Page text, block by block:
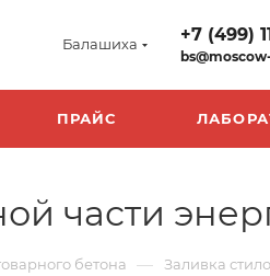
Балашиха +7 (499)
ПРАЙС
части
бетона — Заливка